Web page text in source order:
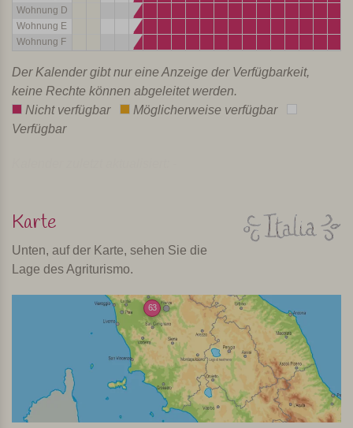
Wohnung D
Wohnung E
Wohnung F
Der Kalender gibt nur eine Anzeige der Verfügbarkeit,
keine Rechte können abgeleitet werden.
Nicht verfügbar
Möglicherweise verfügbar
Verfügbar
Karte
Unten, auf der Karte, sehen Sie die
Lage des Agriturismo.
63